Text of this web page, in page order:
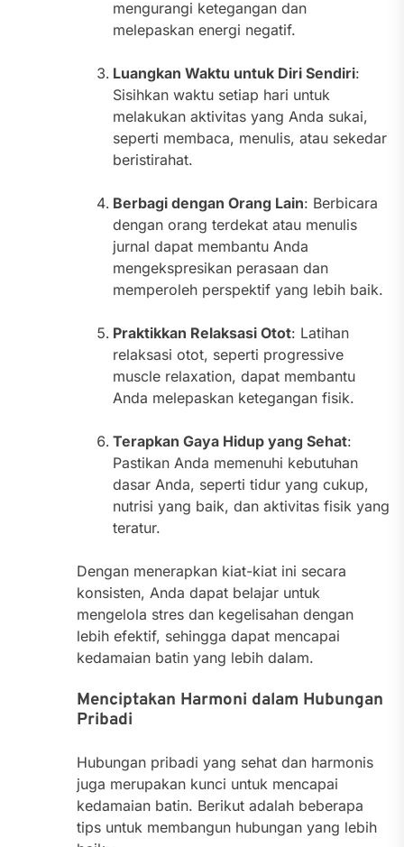
mengurangi ketegangan dan
melepaskan energi negatif.
Luangkan Waktu untuk Diri Sendiri:
Sisihkan waktu setiap hari untuk
melakukan aktivitas yang Anda sukai,
seperti membaca, menulis, atau sekedar
beristirahat.
Berbagi dengan Orang Lain: Berbicara
dengan orang terdekat atau menulis
jurnal dapat membantu Anda
mengekspresikan perasaan dan
memperoleh perspektif yang lebih baik.
Praktikkan Relaksasi Otot: Latihan
relaksasi otot, seperti progressive
muscle relaxation, dapat membantu
Anda melepaskan ketegangan fisik.
Terapkan Gaya Hidup yang Sehat:
Pastikan Anda memenuhi kebutuhan
dasar Anda, seperti tidur yang cukup,
nutrisi yang baik, dan aktivitas fisik yang
teratur.
Dengan menerapkan kiat-kiat ini secara
konsisten, Anda dapat belajar untuk
mengelola stres dan kegelisahan dengan
lebih efektif, sehingga dapat mencapai
kedamaian batin yang lebih dalam.
Menciptakan Harmoni dalam Hubungan
Pribadi
Hubungan pribadi yang sehat dan harmonis
juga merupakan kunci untuk mencapai
kedamaian batin. Berikut adalah beberapa
tips untuk membangun hubungan yang lebih